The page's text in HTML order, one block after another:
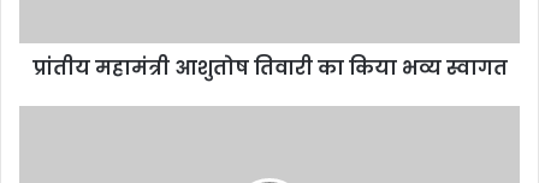
प्रांतीय महामंत्री आशुतोष तिवारी का किया भव्य स्वागत